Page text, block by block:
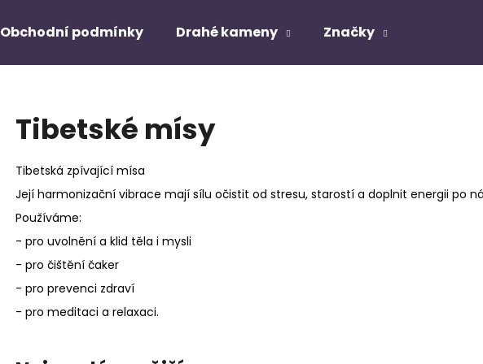
Obchodní podmínky Drahé kameny Značky
Tibetské mísy
Tibetská zpívající mísa
Její harmonizační vibrace mají sílu očistit od stresu, starostí a doplnit energii po
Používáme:
- pro uvolnění a klid těla i mysli
- pro čištění čaker
- pro prevenci zdraví
- pro meditaci a relaxaci.
Doporučujeme